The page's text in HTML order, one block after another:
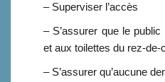
– Superviser l’accès
– S’assurer que le public
et aux toilettes du rez-de-
– S’assurer qu’aucune